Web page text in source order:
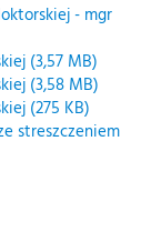
- mgr
(3,57 MB)
(3,58 MB)
(275 KB)
streszczeniem